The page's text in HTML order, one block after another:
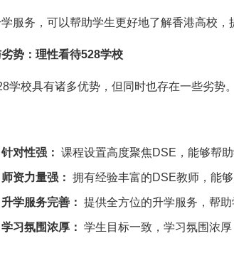
服务，可以帮助学生更好地了解香港高校，
势：理性看待528学校
学校具有诸多优势，但同时也存在一些劣势
针对性强： 课程设置高度聚焦DSE，能够帮
师资力量强： 拥有经验丰富的DSE教师，能
升学服务完善： 提供全方位的升学服务，帮助
学习氛围浓厚： 学生目标一致，学习氛围浓